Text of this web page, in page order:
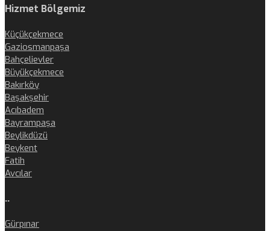
Hizmet Bölgemiz
Küçükçekmece
Gaziosmanpaşa
Bahçelievler
Büyükçekmece
Bakırköy
Başakşehir
Acıbadem
Bayrampaşa
Beylikdüzü
Beykent
Fatih
Avcılar
..
Gürpınar